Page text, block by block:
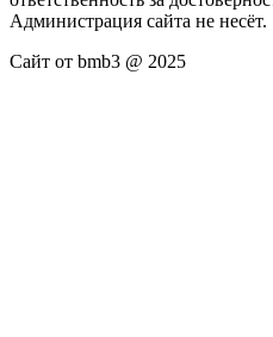
Администрация сайта не несёт.
Сайт от bmb3 @ 2025